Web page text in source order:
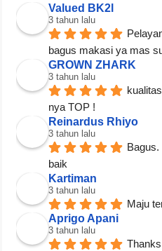
Valued BK2l
3 tahun lalu
bagus makasi ya mas
GROWN ZHARK
3 tahun lalu
nya TOP !
Reinardus Rhiyo
3 tahun lalu
baik
Kartiman
3 tahun lalu
Maju
Aprigo Apani
3 tahun lalu